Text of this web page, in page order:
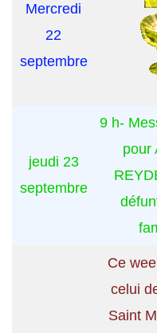
Mercredi
22
septembre
jeudi 23
septembre
9 h-
pour
Ce
celui
Saint